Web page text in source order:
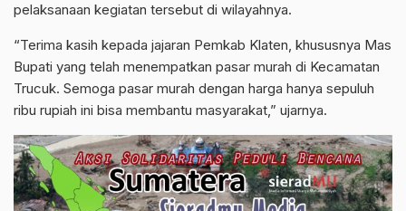
pelaksanaan kegiatan tersebut di wilayahnya.
“Terima kasih kepada jajaran Pemkab Klaten, khususnya Mas
Bupati yang telah menempatkan pasar murah di Kecamatan
Trucuk. Semoga pasar murah dengan harga hanya sepuluh
ribu rupiah ini bisa membantu masyarakat,” ujarnya.